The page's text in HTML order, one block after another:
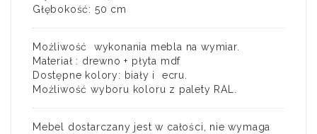
Głębokość: 50 cm
Możliwość wykonania mebla na wymiar.
Materiał : drewno + płyta mdf
Dostępne kolory: biały i ecru.
Możliwość wyboru koloru z palety RAL.
Mebel dostarczany jest w całości, nie wymaga